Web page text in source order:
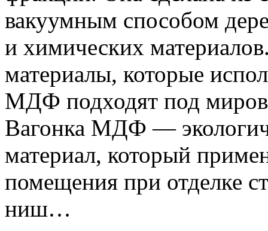
вакуумным способом
и химических
материалы, которые
МДФ подходят под
Вагонка МДФ —
материал, который
помещения при отделке
ниш…